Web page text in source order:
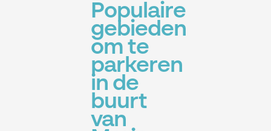
Populaire
gebieden
om te
parkeren
in de
buurt
van